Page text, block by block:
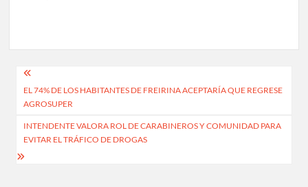
Navegación
de
entradas
EL 74% DE LOS HABITANTES DE FREIRINA ACEPTARÍA QUE REGRESE
AGROSUPER
INTENDENTE VALORA ROL DE CARABINEROS Y COMUNIDAD PARA
EVITAR EL TRÁFICO DE DROGAS